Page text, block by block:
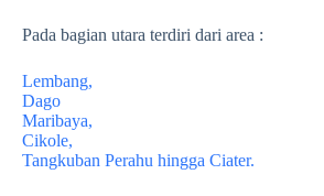
Pada bagian utara terdiri dari area :
Lembang,
Dago
Maribaya,
Cikole,
Tangkuban Perahu hingga Ciater.